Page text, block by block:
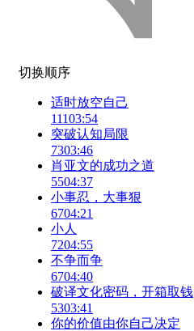
切换顺序
适时放空自己
11103:54
突破认知局限
7303:46
肖亚文的成功之道
5504:37
小事忍，大事狠
6704:21
小人
7204:55
不争而争
6704:40
破译文化密码，开箱取钱
5303:41
你的价值由你自己决定